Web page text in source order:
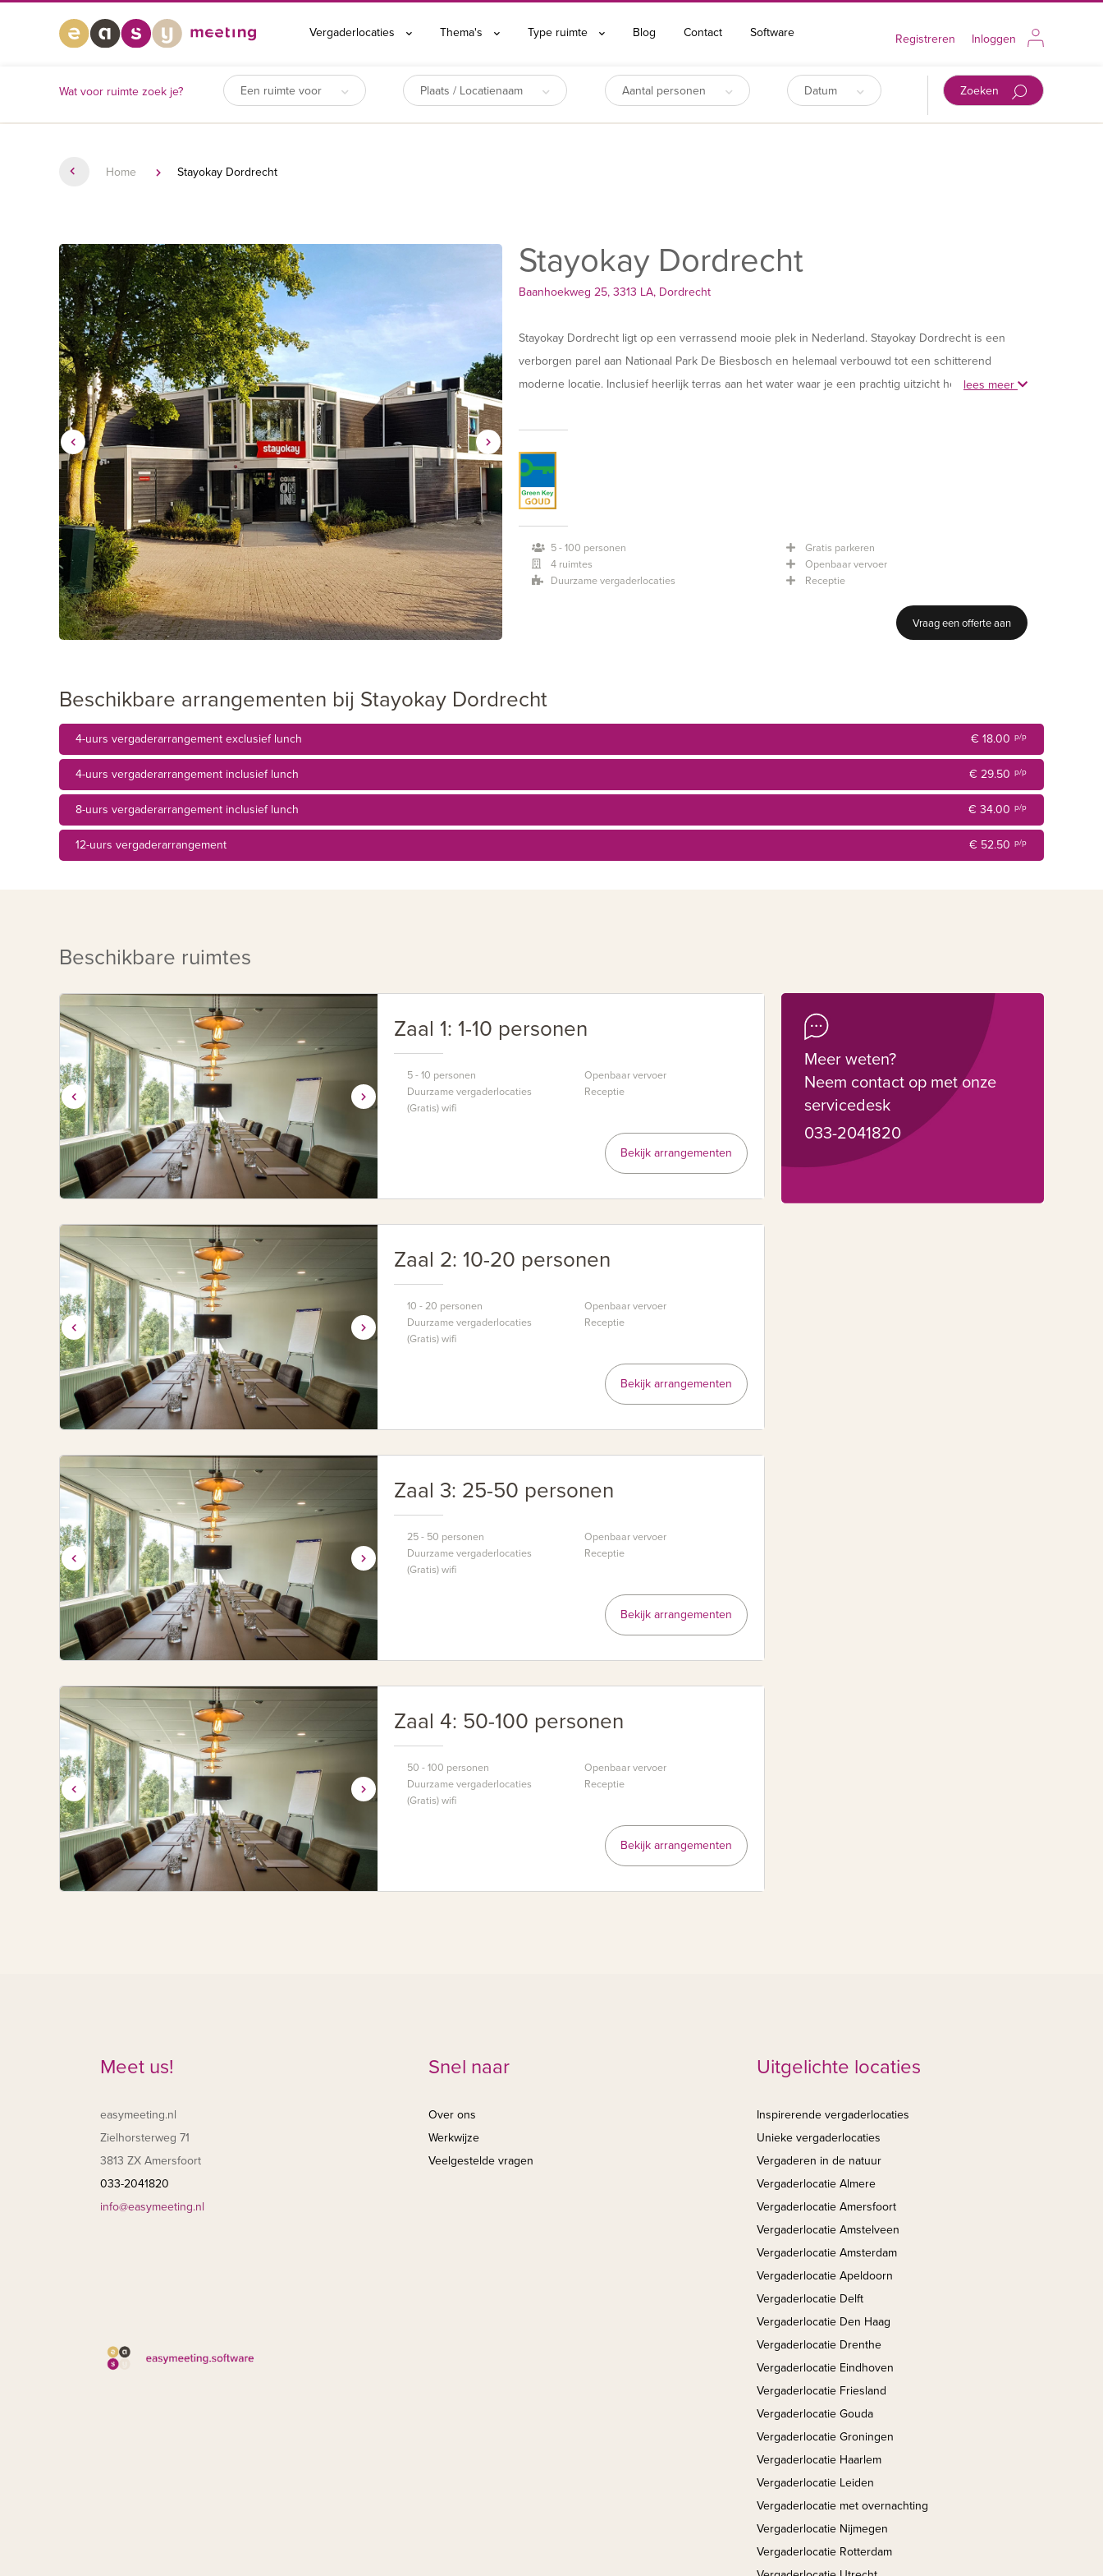
Vergaderlocaties Thema's Type ruimte Blog Contact Software Registreren Inloggen
Wat voor ruimte zoek je? Een ruimte voor Plaats / Locatienaam Aantal personen Datum Zoeken
Home Stayokay Dordrecht
Stayokay Dordrecht
Baanhoekweg 25, 3313 LA, Dordrecht
Stayokay Dordrecht ligt op een verrassend mooie plek in Nederland. Stayokay Dordrecht is een
verborgen parel aan Nationaal Park De Biesbosch en helemaal verbouwd tot een schitterend
moderne locatie. Inclusief heerlijk terras aan het water waar je een prachtig uitzicht hebt op de
lees meer
5 - 100 personen
4 ruimtes
Duurzame vergaderlocaties
Gratis parkeren
Openbaar vervoer
Receptie
Vraag een offerte aan
Beschikbare arrangementen bij Stayokay Dordrecht
4-uurs vergaderarrangement exclusief lunch € 18.00 p/p
4-uurs vergaderarrangement inclusief lunch € 29.50 p/p
8-uurs vergaderarrangement inclusief lunch € 34.00 p/p
12-uurs vergaderarrangement € 52.50 p/p
Beschikbare ruimtes
Zaal 1: 1-10 personen
5 - 10 personen
Duurzame vergaderlocaties
(Gratis) wifi
Openbaar vervoer
Receptie
Bekijk arrangementen
Zaal 2: 10-20 personen
10 - 20 personen
Duurzame vergaderlocaties
(Gratis) wifi
Openbaar vervoer
Receptie
Bekijk arrangementen
Zaal 3: 25-50 personen
25 - 50 personen
Duurzame vergaderlocaties
(Gratis) wifi
Openbaar vervoer
Receptie
Bekijk arrangementen
Zaal 4: 50-100 personen
50 - 100 personen
Duurzame vergaderlocaties
(Gratis) wifi
Openbaar vervoer
Receptie
Bekijk arrangementen
Meer weten?
Neem contact op met onze
servicedesk
033-2041820
Meet us!
easymeeting.nl
Zielhorsterweg 71
3813 ZX Amersfoort
033-2041820
info@easymeeting.nl
Snel naar
Over ons
Werkwijze
Veelgestelde vragen
Uitgelichte locaties
Inspirerende vergaderlocaties
Unieke vergaderlocaties
Vergaderen in de natuur
Vergaderlocatie Almere
Vergaderlocatie Amersfoort
Vergaderlocatie Amstelveen
Vergaderlocatie Amsterdam
Vergaderlocatie Apeldoorn
Vergaderlocatie Delft
Vergaderlocatie Den Haag
Vergaderlocatie Drenthe
Vergaderlocatie Eindhoven
Vergaderlocatie Friesland
Vergaderlocatie Gouda
Vergaderlocatie Groningen
Vergaderlocatie Haarlem
Vergaderlocatie Leiden
Vergaderlocatie met overnachting
Vergaderlocatie Nijmegen
Vergaderlocatie Rotterdam